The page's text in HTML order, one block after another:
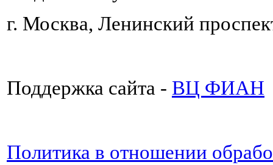
г. Москва, Ленинский
Поддержка сайта - ВЦ ФИАН
Политика в отношении